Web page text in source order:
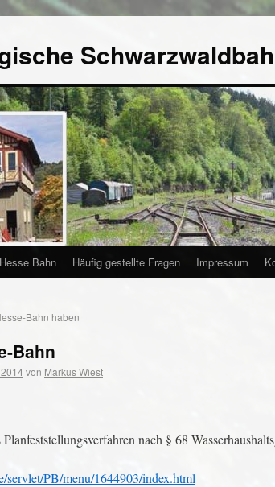
Bahn Häufig gestellte Fragen Impressum
Bahn haben
Bahn
von Markus Wiest
nach § 68
PB/menu/1644903/index.html